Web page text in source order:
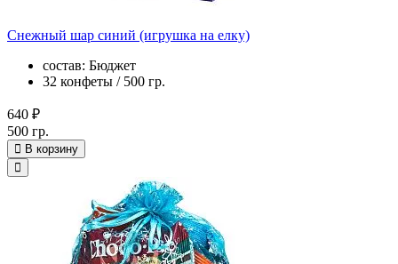
Снежный шар синий (игрушка на елку)
состав: Бюджет
32 конфеты / 500 гр.
640 ₽
500 гр.
В корзину